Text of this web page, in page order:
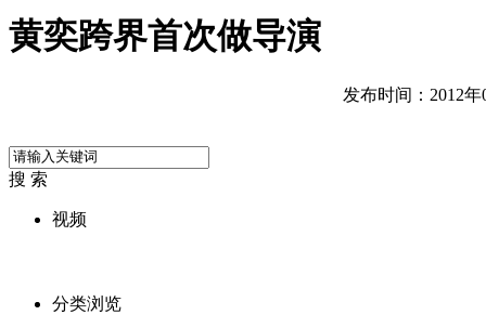
黄奕跨界首次做导演
发布时间：2012年
搜 索
视频
分类浏览